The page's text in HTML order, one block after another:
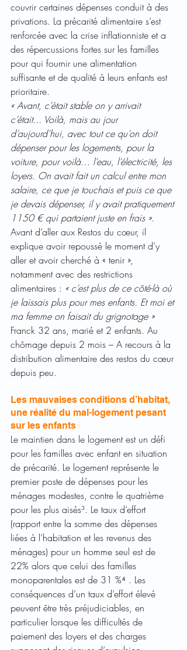
couvrir certaines dépenses conduit à des
privations. La précarité alimentaire s’est
renforcée avec la crise inflationniste et a
des répercussions fortes sur les familles
pour qui fournir une alimentation
suffisante et de qualité à leurs enfants est
prioritaire.
« Avant, c’était stable on y arrivait
c’était... Voilà, mais au jour
d’aujourd’hui, avec tout ce qu’on doit
dépenser pour les logements, pour la
voiture, pour voilà… l’eau, l’électricité, les
loyers. On avait fait un calcul entre mon
salaire, ce que je touchais et puis ce que
je devais dépenser, il y avait pratiquement
1150 € qui partaient juste en frais ».
Avant d’aller aux Restos du cœur, il
explique avoir repoussé le moment d’y
aller et avoir cherché à « tenir »,
notamment avec des restrictions
alimentaires : « c’est plus de ce côté-là où
je laissais plus pour mes enfants. Et moi et
ma femme on faisait du grignotage »
Franck 32 ans, marié et 2 enfants. Au
chômage depuis 2 mois – A recours à la
distribution alimentaire des restos du cœur
depuis peu.
Les mauvaises conditions d’habitat,
une réalité du mal-logement pesant
sur les enfants
Le maintien dans le logement est un défi
pour les familles avec enfant en situation
de précarité. Le logement représente le
premier poste de dépenses pour les
ménages modestes, contre le quatrième
pour les plus aisés³. Le taux d’effort
(rapport entre la somme des dépenses
liées à l’habitation et les revenus des
ménages) pour un homme seul est de
22% alors que celui des familles
monoparentales est de 31 %⁴ . Les
conséquences d’un taux d’effort élevé
peuvent être très préjudiciables, en
particulier lorsque les difficultés de
paiement des loyers et des charges